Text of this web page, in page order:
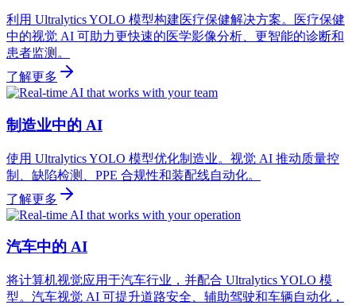
利用 Ultralytics YOLO 模型构建医疗保健解决方案。医疗保健
中的视觉 AI 可助力更快速的医学影像分析、更智能的诊断和
患者监测。
了解更多
制造业中的 AI
使用 Ultralytics YOLO 模型优化制造业。视觉 AI 推动质量控
制、缺陷检测、PPE 合规性和装配线自动化。
了解更多
汽车中的 AI
将计算机视觉应用于汽车行业，并配合 Ultralytics YOLO 模
型。汽车视觉 AI 可提升道路安全、辅助驾驶和车辆自动化，